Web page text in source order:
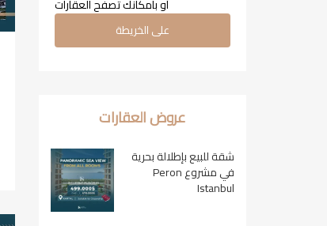
أو بامكانك تصفح العقارات
على الخريطة
عروض العقارات
شقة للبيع بإطلالة بحرية
في مشروع Peron
Istanbul